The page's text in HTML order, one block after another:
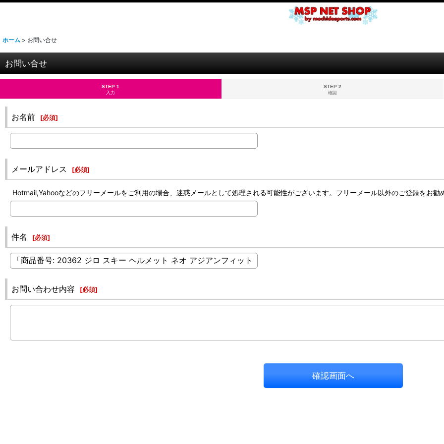
ホーム > お問い合せ
お問い合せ
STEP 1
入力
STEP 2
確認
お名前 [必須]
メールアドレス [必須]
Hotmail,Yahooなどのフリーメールをご利用の場合、迷惑メールとして処理される可能性がございます。フリーメール以外のご登録をお勧
件名 [必須]
お問い合わせ内容 [必須]
確認画面へ